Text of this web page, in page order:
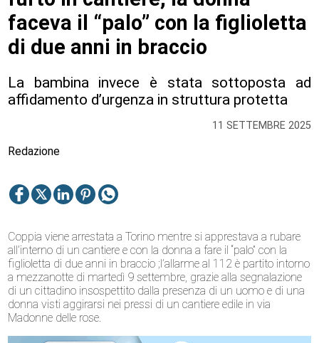
11 SETTEMBRE 2025
faceva il “palo” con la figlioletta
di due anni in braccio
La bambina invece è stata sottoposta ad
affidamento d’urgenza in struttura protetta
Redazione
Coppia viene arrestata a Torino mentre si apprestava a rubare
all’interno di un cantiere e con la donna a fare il “palo” con la
figlioletta di due anni in braccio ;l’allarme al 112 è partito intorno
a mezzanotte di martedì 9 settembre, grazie alla segnalazione
di un cittadino insospettito dalla presenza di un uomo e di una
donna visti aggirarsi nei pressi di un cantiere edile in via
Madonne delle rose.